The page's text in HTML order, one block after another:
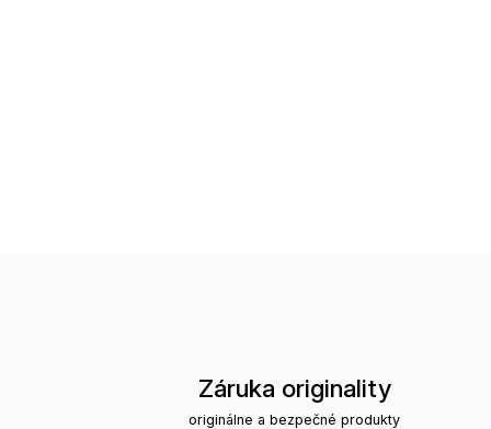
Záruka originality
originálne a bezpečné produkty